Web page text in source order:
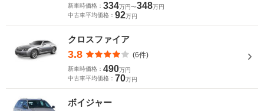
新車時価格： 334万円〜348万円
中古車平均価格： 92万円
クロスファイア
3.8 (6件)
新車時価格： 490万円
中古車平均価格： 70万円
ボイジャー